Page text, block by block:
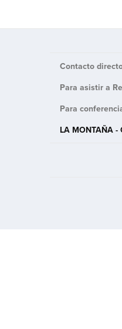
Contacto
Para asistir a
Para
LA MONTAÑA